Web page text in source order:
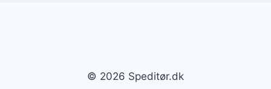
© 2026 Speditør.dk